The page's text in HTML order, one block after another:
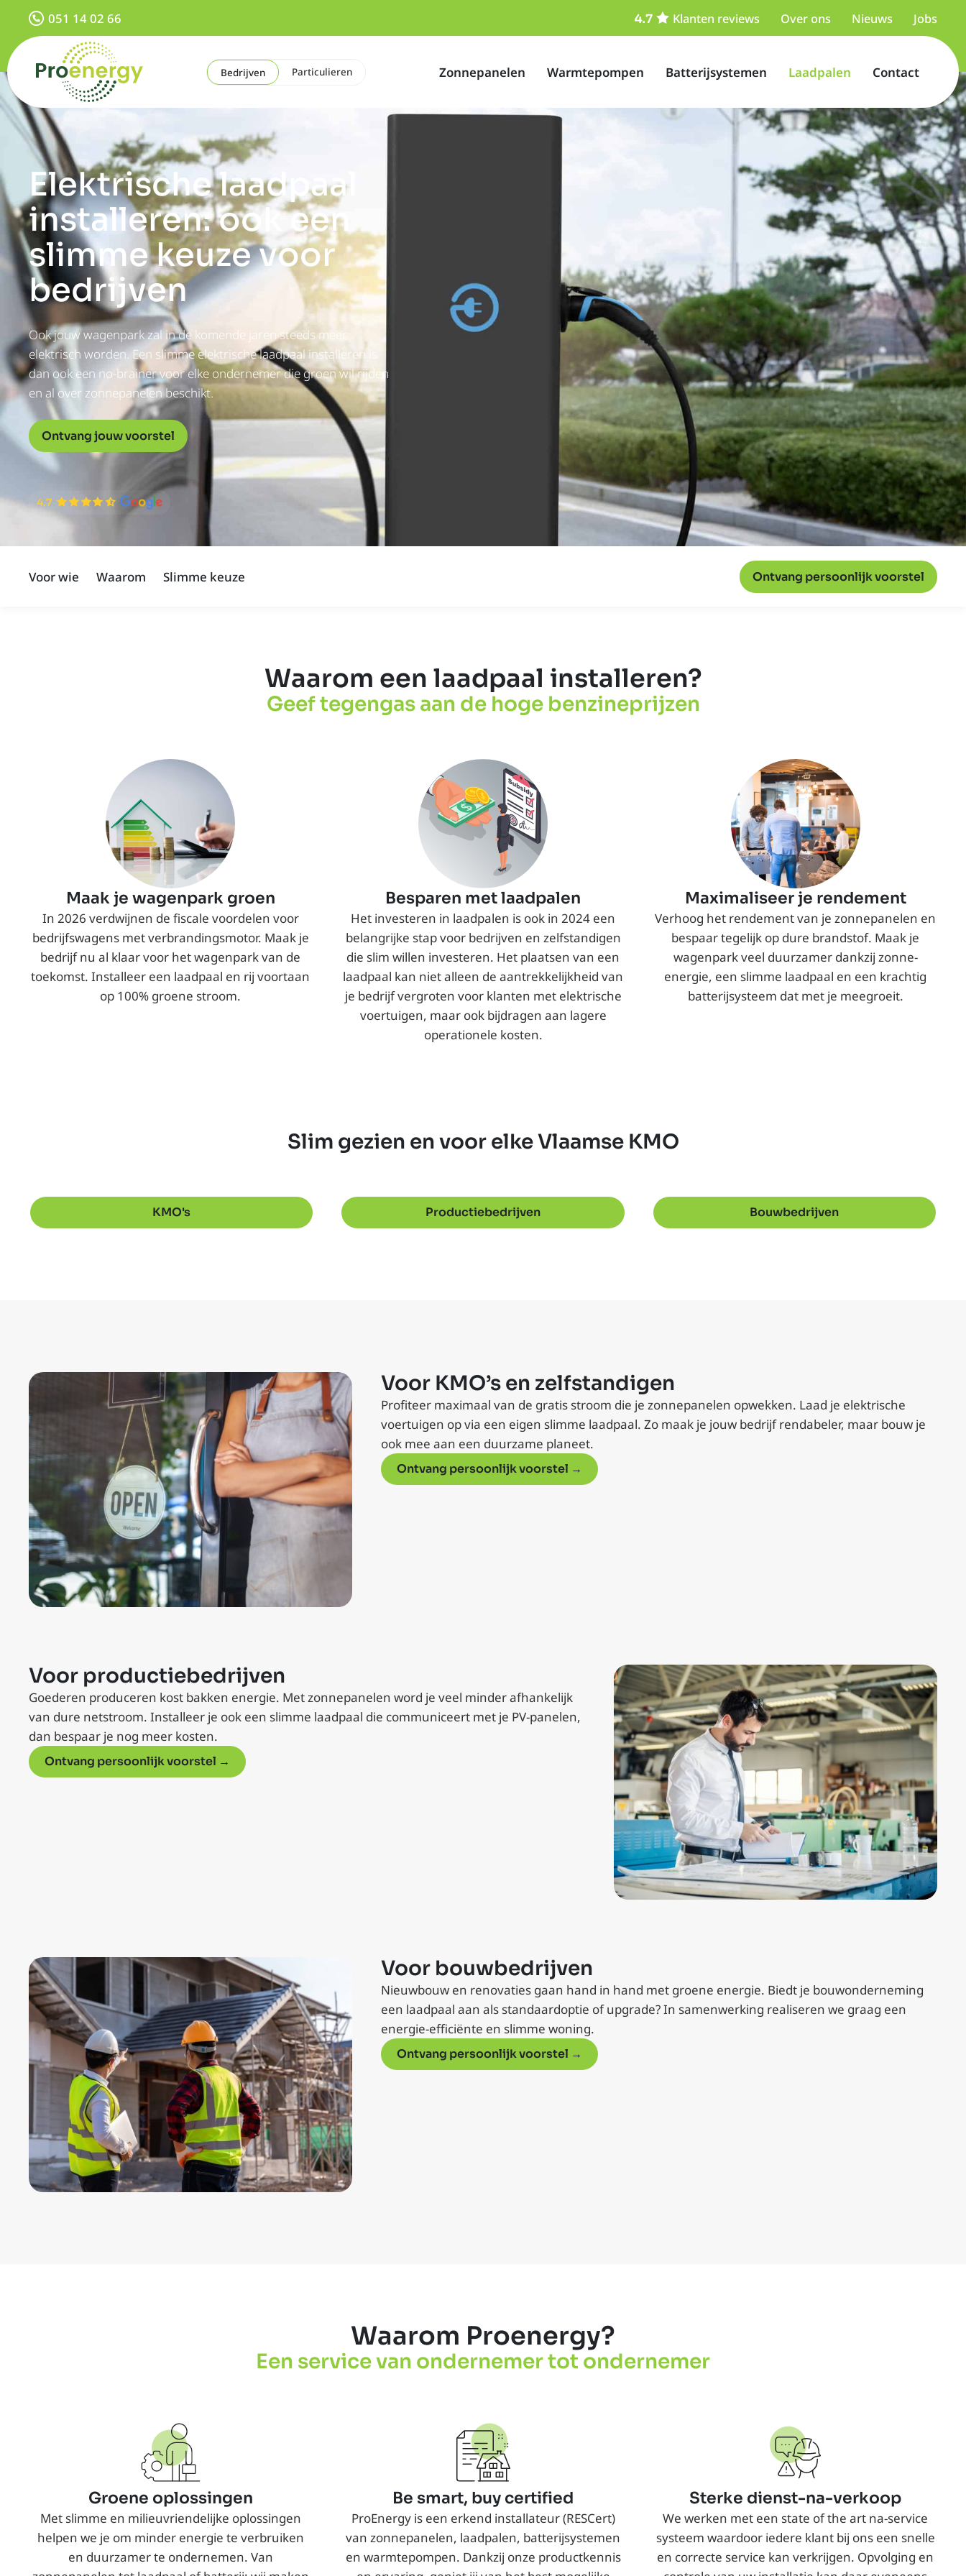
051 14 02 66 Klanten reviews Over ons Nieuws Jobs
Bedrijven Particulieren Zonnepanelen Warmtepompen Batterijsystemen Laadpalen Contact
Elektrische laadpaal
installeren: ook een
slimme keuze voor
bedrijven
Ook jouw wagenpark zal in de komende jaren steeds meer
elektrisch worden. Een slimme elektrische laadpaal installeren is
dan ook een no-brainer voor elke ondernemer die groen wil rijden
en al over zonnepanelen beschikt.
Ontvang jouw voorstel
Voor wie Waarom Slimme keuze Ontvang persoonlijk voorstel
Waarom een laadpaal installeren?
Geef tegengas aan de hoge benzineprijzen
Maak je wagenpark groen
In 2026 verdwijnen de fiscale voordelen voor
bedrijfswagens met verbrandingsmotor. Maak je
bedrijf nu al klaar voor het wagenpark van de
toekomst. Installeer een laadpaal en rij voortaan
op 100% groene stroom.
Besparen met laadpalen
Het investeren in laadpalen is ook in 2024 een
belangrijke stap voor bedrijven en zelfstandigen
die slim willen investeren. Het plaatsen van een
laadpaal kan niet alleen de aantrekkelijkheid van
je bedrijf vergroten voor klanten met elektrische
voertuigen, maar ook bijdragen aan lagere
operationele kosten.
Maximaliseer je rendement
Verhoog het rendement van je zonnepanelen en
bespaar tegelijk op dure brandstof. Maak je
wagenpark veel duurzamer dankzij zonne-
energie, een slimme laadpaal en een krachtig
batterijsysteem dat met je meegroeit.
Slim gezien en voor elke Vlaamse KMO
KMO's Productiebedrijven Bouwbedrijven
Voor KMO’s en zelfstandigen
Profiteer maximaal van de gratis stroom die je zonnepanelen opwekken. Laad je elektrische
voertuigen op via een eigen slimme laadpaal. Zo maak je jouw bedrijf rendabeler, maar bouw je
ook mee aan een duurzame planeet.
Ontvang persoonlijk voorstel →
Voor productiebedrijven
Goederen produceren kost bakken energie. Met zonnepanelen word je veel minder afhankelijk
van dure netstroom. Installeer je ook een slimme laadpaal die communiceert met je PV-panelen,
dan bespaar je nog meer kosten.
Ontvang persoonlijk voorstel →
Voor bouwbedrijven
Nieuwbouw en renovaties gaan hand in hand met groene energie. Biedt je bouwonderneming
een laadpaal aan als standaardoptie of upgrade? In samenwerking realiseren we graag een
energie-efficiënte en slimme woning.
Ontvang persoonlijk voorstel →
Waarom Proenergy?
Een service van ondernemer tot ondernemer​
Groene oplossingen
Met slimme en milieuvriendelijke oplossingen
helpen we je om minder energie te verbruiken
en duurzamer te ondernemen. Van
Be smart, buy certified
ProEnergy is een erkend installateur (RESCert)
van zonnepanelen, laadpalen, batterijsystemen
en warmtepompen. Dankzij onze productkennis
Sterke dienst-na-verkoop
We werken met een state of the art na-service
systeem waardoor iedere klant bij ons een snelle
en correcte service kan verkrijgen. Opvolging en